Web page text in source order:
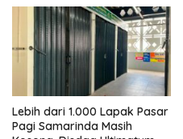
Lebih dari 1.000 Lapak Pasar
Pagi Samarinda Masih